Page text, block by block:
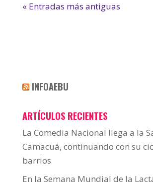
« Entradas más antiguas
INFOAEBU
ARTÍCULOS RECIENTES
La Comedia Nacional llega a la
Camacuá, continuando con su
barrios
En la Semana Mundial de la